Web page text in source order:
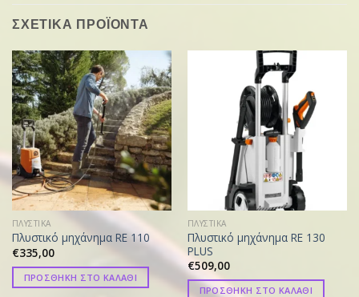
ΣΧΕΤΙΚΑ ΠΡΟΪΟΝΤΑ
ΠΛΥΣΤΙΚΑ
Πλυστικό μηχάνημα RE 110
€335,00
ΠΡΟΣΘΗΚΗ ΣΤΟ ΚΑΛΑΘΙ
ΠΛΥΣΤΙΚΑ
Πλυστικό μηχάνημα RE 130
PLUS
€509,00
ΠΡΟΣΘΗΚΗ ΣΤΟ ΚΑΛΑΘΙ